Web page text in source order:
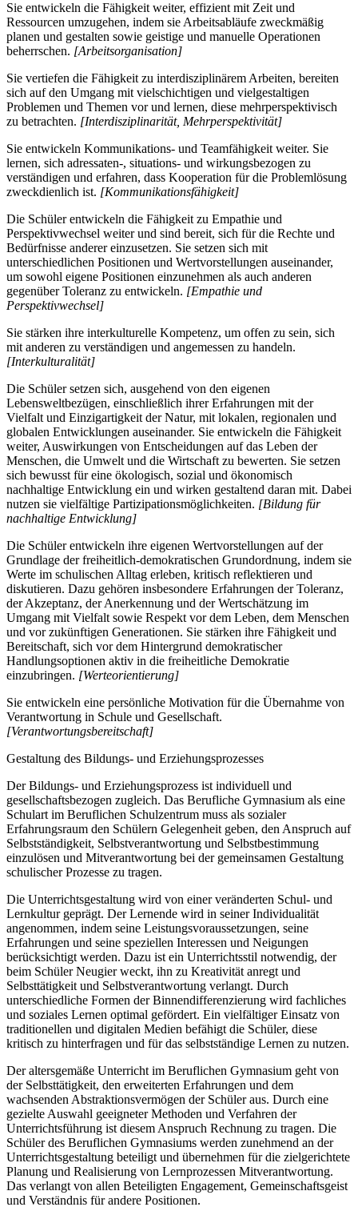
Sie entwickeln die Fähigkeit weiter, effizient mit Zeit und
Ressourcen umzugehen, indem sie Arbeitsabläufe zweckmäßig
planen und gestalten sowie geistige und manuelle Operationen
beherrschen. [Arbeitsorganisation]
Sie vertiefen die Fähigkeit zu interdisziplinärem Arbeiten, bereiten
sich auf den Umgang mit vielschichtigen und vielgestaltigen
Problemen und Themen vor und lernen, diese mehrperspektivisch
zu betrachten. [Interdisziplinarität, Mehrperspektivität]
Sie entwickeln Kommunikations- und Teamfähigkeit weiter. Sie
lernen, sich adressaten-, situations- und wirkungsbezogen zu
verständigen und erfahren, dass Kooperation für die Problemlösung
zweckdienlich ist. [Kommunikationsfähigkeit]
Die Schüler entwickeln die Fähigkeit zu Empathie und
Perspektivwechsel weiter und sind bereit, sich für die Rechte und
Bedürfnisse anderer einzusetzen. Sie setzen sich mit
unterschiedlichen Positionen und Wertvorstellungen auseinander,
um sowohl eigene Positionen einzunehmen als auch anderen
gegenüber Toleranz zu entwickeln. [Empathie und
Perspektivwechsel]
Sie stärken ihre interkulturelle Kompetenz, um offen zu sein, sich
mit anderen zu verständigen und angemessen zu handeln.
[Interkulturalität]
Die Schüler setzen sich, ausgehend von den eigenen
Lebensweltbezügen, einschließlich ihrer Erfahrungen mit der
Vielfalt und Einzigartigkeit der Natur, mit lokalen, regionalen und
globalen Entwicklungen auseinander. Sie entwickeln die Fähigkeit
weiter, Auswirkungen von Entscheidungen auf das Leben der
Menschen, die Umwelt und die Wirtschaft zu bewerten. Sie setzen
sich bewusst für eine ökologisch, sozial und ökonomisch
nachhaltige Entwicklung ein und wirken gestaltend daran mit. Dabei
nutzen sie vielfältige Partizipationsmöglichkeiten. [Bildung für
nachhaltige Entwicklung]
Die Schüler entwickeln ihre eigenen Wertvorstellungen auf der
Grundlage der freiheitlich-demokratischen Grundordnung, indem sie
Werte im schulischen Alltag erleben, kritisch reflektieren und
diskutieren. Dazu gehören insbesondere Erfahrungen der Toleranz,
der Akzeptanz, der Anerkennung und der Wertschätzung im
Umgang mit Vielfalt sowie Respekt vor dem Leben, dem Menschen
und vor zukünftigen Generationen. Sie stärken ihre Fähigkeit und
Bereitschaft, sich vor dem Hintergrund demokratischer
Handlungsoptionen aktiv in die freiheitliche Demokratie
einzubringen. [Werteorientierung]
Sie entwickeln eine persönliche Motivation für die Übernahme von
Verantwortung in Schule und Gesellschaft.
[Verantwortungsbereitschaft]
Gestaltung des Bildungs- und Erziehungsprozesses
Der Bildungs- und Erziehungsprozess ist individuell und
gesellschaftsbezogen zugleich. Das Berufliche Gymnasium als eine
Schulart im Beruflichen Schulzentrum muss als sozialer
Erfahrungsraum den Schülern Gelegenheit geben, den Anspruch auf
Selbstständigkeit, Selbstverantwortung und Selbstbestimmung
einzulösen und Mitverantwortung bei der gemeinsamen Gestaltung
schulischer Prozesse zu tragen.
Die Unterrichtsgestaltung wird von einer veränderten Schul- und
Lernkultur geprägt. Der Lernende wird in seiner Individualität
angenommen, indem seine Leistungsvoraussetzungen, seine
Erfahrungen und seine speziellen Interessen und Neigungen
berücksichtigt werden. Dazu ist ein Unterrichtsstil notwendig, der
beim Schüler Neugier weckt, ihn zu Kreativität anregt und
Selbsttätigkeit und Selbstverantwortung verlangt. Durch
unterschiedliche Formen der Binnendifferenzierung wird fachliches
und soziales Lernen optimal gefördert. Ein vielfältiger Einsatz von
traditionellen und digitalen Medien befähigt die Schüler, diese
kritisch zu hinterfragen und für das selbstständige Lernen zu nutzen.
Der altersgemäße Unterricht im Beruflichen Gymnasium geht von
der Selbsttätigkeit, den erweiterten Erfahrungen und dem
wachsenden Abstraktionsvermögen der Schüler aus. Durch eine
gezielte Auswahl geeigneter Methoden und Verfahren der
Unterrichtsführung ist diesem Anspruch Rechnung zu tragen. Die
Schüler des Beruflichen Gymnasiums werden zunehmend an der
Unterrichtsgestaltung beteiligt und übernehmen für die zielgerichtete
Planung und Realisierung von Lernprozessen Mitverantwortung.
Das verlangt von allen Beteiligten Engagement, Gemeinschaftsgeist
und Verständnis für andere Positionen.